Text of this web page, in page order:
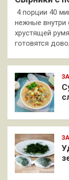
4 порции 40
нежные внутри
хрустящей
готовятся